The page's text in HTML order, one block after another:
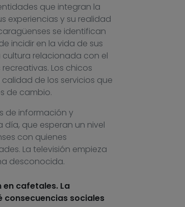
que integran la
experiencias y su realidad
se identifican
incidir en la vida de sus
cultura relacionada con el
Los chicos
de los servicios que
de cambio.
de información y
que esperan un nivel
con quienes
La televisión empieza
desconocida.
cafetales. La
sociales